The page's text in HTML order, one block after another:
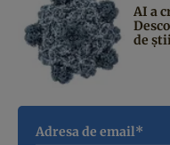
AI a
de
Adresa de email*